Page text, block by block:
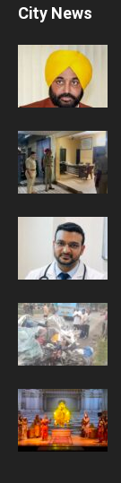
City News